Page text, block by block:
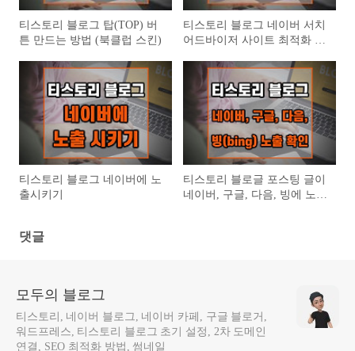
티스토리 블로그 탑(TOP) 버
튼 만드는 방법 (북클럽 스킨)
티스토리 블로그 네이버 서치
어드바이저 사이트 최적화 -
티스토리 블로그 네이버에 노
출시키기
티스토리 블로글 포스팅 글이
네이버, 구글, 다음, 빙에 노출
댓글
모두의 블로그
티스토리, 네이버 블로그, 네이버 카페, 구글 블로거,
워드프레스, 티스토리 블로그 초기 설정, 2차 도메인
연결, SEO 최적화 방법, 썸네일